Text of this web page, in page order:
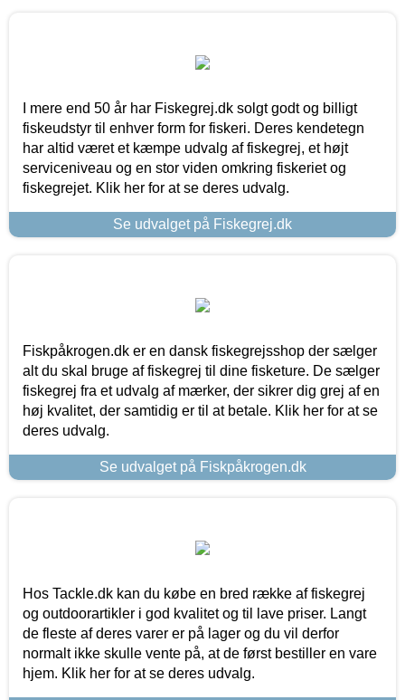
I mere end 50 år har Fiskegrej.dk solgt godt og billigt
fiskeudstyr til enhver form for fiskeri. Deres kendetegn
har altid været et kæmpe udvalg af fiskegrej, et højt
serviceniveau og en stor viden omkring fiskeriet og
fiskegrejet. Klik her for at se deres udvalg.
Se udvalget på Fiskegrej.dk
Fiskpåkrogen.dk er en dansk fiskegrejsshop der sælger
alt du skal bruge af fiskegrej til dine fisketure. De sælger
fiskegrej fra et udvalg af mærker, der sikrer dig grej af en
høj kvalitet, der samtidig er til at betale. Klik her for at se
deres udvalg.
Se udvalget på Fiskpåkrogen.dk
Hos Tackle.dk kan du købe en bred række af fiskegrej
og outdoorartikler i god kvalitet og til lave priser. Langt
de fleste af deres varer er på lager og du vil derfor
normalt ikke skulle vente på, at de først bestiller en vare
hjem. Klik her for at se deres udvalg.